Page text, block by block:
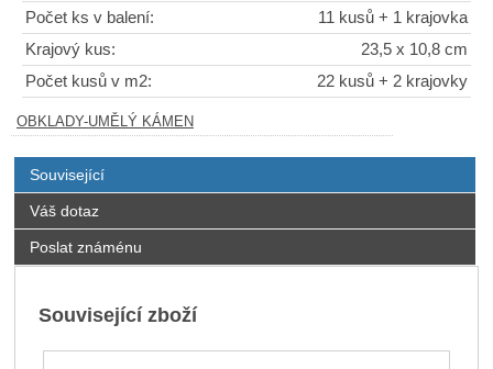
Počet ks v balení:
11 kusů + 1 krajovka
Krajový kus:
23,5 x 10,8 cm
Počet kusů v m2:
22 kusů + 2 krajovky
OBKLADY-UMĚLÝ KÁMEN
Související
Váš dotaz
Poslat známénu
Související zboží